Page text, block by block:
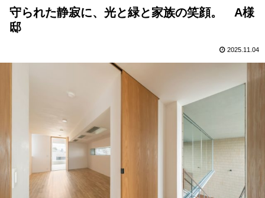
守られた静寂に、光と緑と家族の笑顔。 A様
邸
2025.11.04